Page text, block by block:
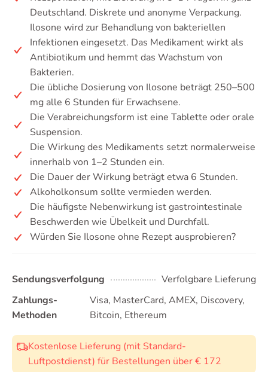
Deutschland. Diskrete und anonyme Verpackung.
Ilosone wird zur Behandlung von bakteriellen
Infektionen eingesetzt. Das Medikament wirkt als
Antibiotikum und hemmt das Wachstum von
Bakterien.
Die übliche Dosierung von Ilosone beträgt 250–500
mg alle 6 Stunden für Erwachsene.
Die Verabreichungsform ist eine Tablette oder orale
Suspension.
Die Wirkung des Medikaments setzt normalerweise
innerhalb von 1–2 Stunden ein.
Die Dauer der Wirkung beträgt etwa 6 Stunden.
Alkoholkonsum sollte vermieden werden.
Die häufigste Nebenwirkung ist gastrointestinale
Beschwerden wie Übelkeit und Durchfall.
Würden Sie Ilosone ohne Rezept ausprobieren?
Sendungsverfolgung
Verfolgbare Lieferung
Zahlungs-
Methoden
Visa, MasterCard, AMEX, Discovery,
Bitcoin, Ethereum
Kostenlose Lieferung (mit Standard-
Luftpostdienst) für Bestellungen über € 172